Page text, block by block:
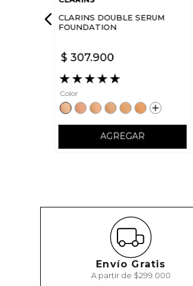
CLARINS DOUBLE SERUM
FOUNDATION
$ 307.900
★★★★★
Color
AGREGAR
Envío Gratis
A partir de $299.000